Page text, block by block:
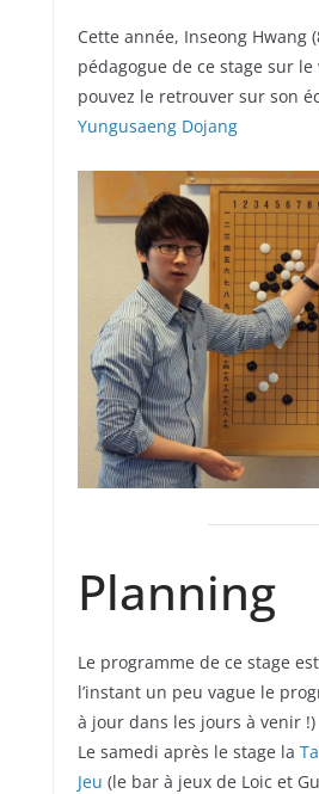
Cette année, Inseong Hwang
pédagogue de ce stage sur le
pouvez le retrouver sur son
Yungusaeng Dojang
Planning
Le programme de ce stage
l’instant un peu vague le
à jour dans les jours à venir !)
Le samedi après le stage la
Jeu (le bar à jeux de Loic et